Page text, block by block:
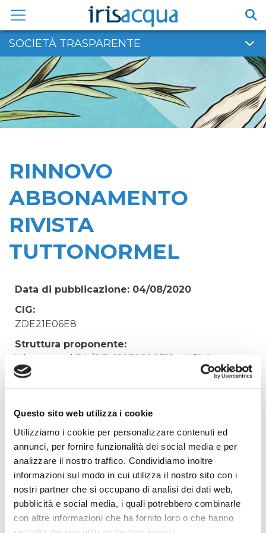
Questo sito web utilizza i cookie
Utilizziamo i cookie per personalizzare contenuti ed
annunci, per fornire funzionalità dei social media e per
analizzare il nostro traffico. Condividiamo inoltre
informazioni sul modo in cui utilizza il nostro sito con i
nostri partner che si occupano di analisi dei dati web,
pubblicità e social media, i quali potrebbero combinarle
con altre informazioni che ha fornito loro o che hanno
contenuto
SOCIETÀ TRASPARENTE
RINNOVO
ABBONAMENTO
RIVISTA
TUTTONORMEL
Data di pubblicazione: 04/08/2020
CIG:
ZDE21E06E8
Struttura proponente:
'Irisacqua srl P.I./C.F. 01070220312. - Ufficio
Tecnico
Oggetto:
RINNOVO ABBONAMENTO RIVISTA
TUTTONORMEL
Elenco operatori invitati:
Codice Fiscale:
Procedura di scelta:
Affidamento ai sensi del Regolamento Generale
Aziendale per Lavori Servizi e Forniture